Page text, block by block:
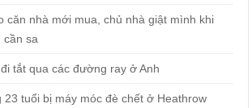
căn nhà mới mua, chủ nhà giật mình khi
cần sa
tắt qua các đường ray ở Anh
23 tuổi bị máy móc đè chết ở Heathrow